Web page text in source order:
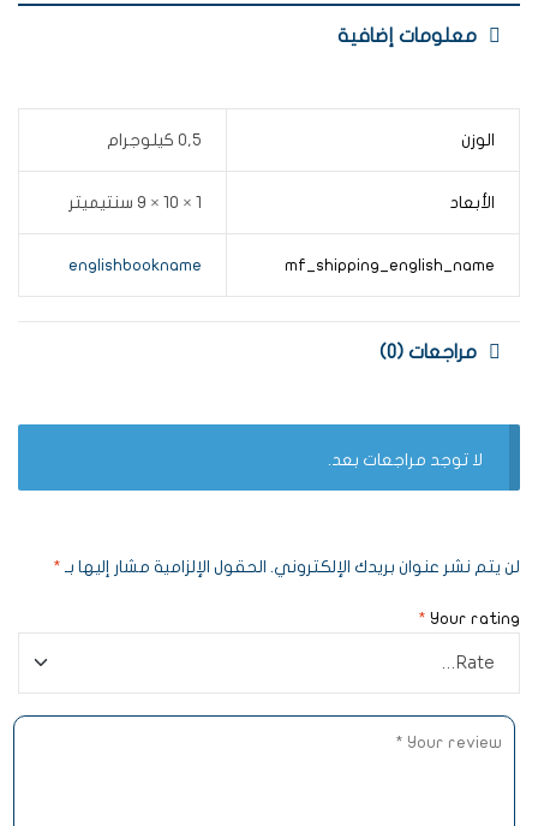
معلومات إضافية
الوزن 0,5 كيلوجرام
الأبعاد 1 × 10 × 9 سنتيميتر
mf_shipping_english_name
englishbookname
مراجعات (0)
لا توجد مراجعات بعد.
لن يتم نشر عنوان بريدك الإلكتروني. الحقول الإلزامية مشار إليها بـ *
Your rating
*